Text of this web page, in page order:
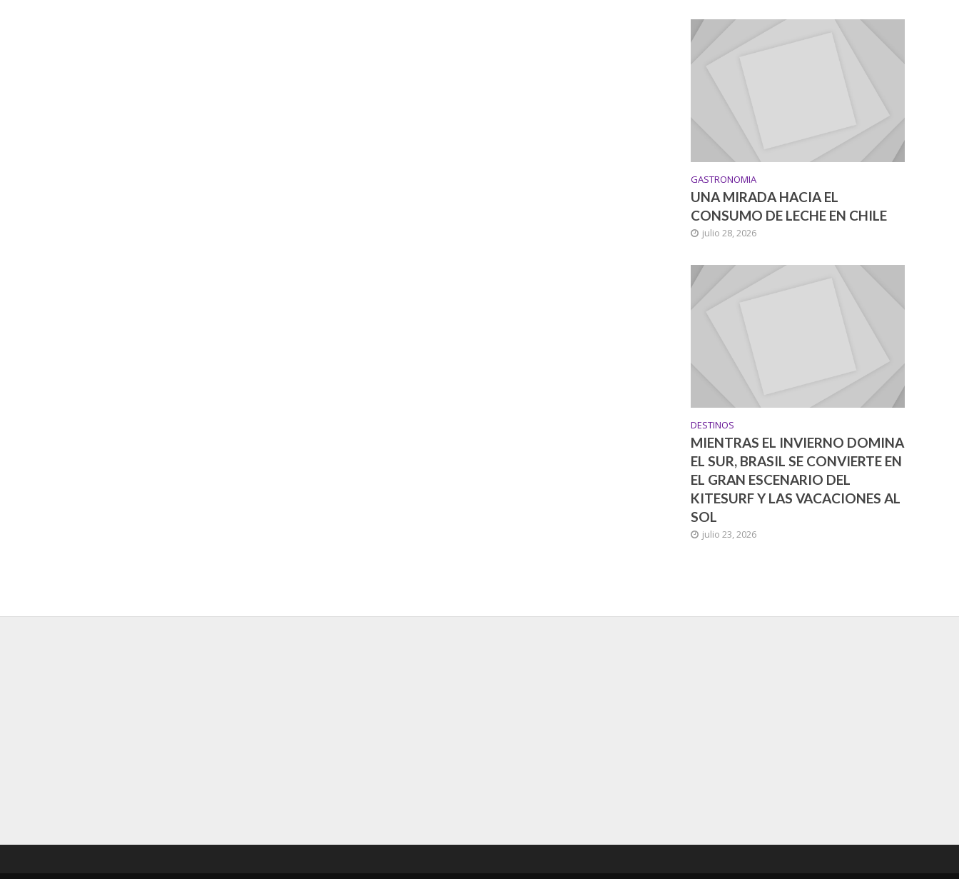
GASTRONOMIA
UNA MIRADA HACIA EL
CONSUMO DE LECHE EN CHILE
julio 28, 2026
DESTINOS
MIENTRAS EL INVIERNO DOMINA
EL SUR, BRASIL SE CONVIERTE EN
EL GRAN ESCENARIO DEL
KITESURF Y LAS VACACIONES AL
SOL
julio 23, 2026